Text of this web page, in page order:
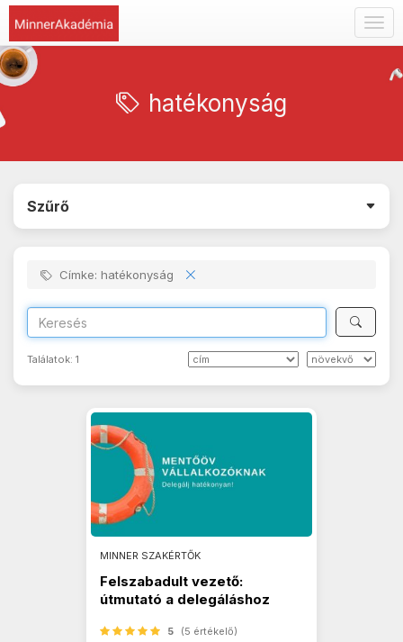
hatékonyság
Szűrő
Címke: hatékonyság
Találatok: 1
MINNER SZAKÉRTŐK
Felszabadult vezető:
útmutató a delegáláshoz
5 (5 értékelő)